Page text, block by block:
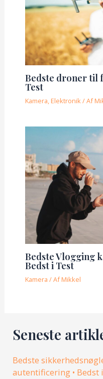
Bedste droner til
Test
Kamera, Elektronik/ Af
Bedste Vlogging
Bedst i Test
Kamera / AfMikkel
Seneste
Bedste
autentificering • Bedst